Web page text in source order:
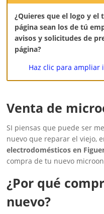
¿Quieres que el logo y el
página sean los de tú
avisos y solicitudes de
página?
Haz clic para ampliar
Venta de
SI piensas que puede ser
nuevo que reparar el viejo,
electrodomésticos en
compra de tu nuevo
¿Por qué
nuevo?